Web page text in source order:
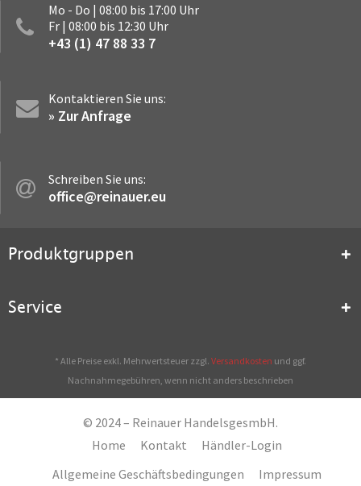
Mo - Do | 08:00 bis 17:00 Uhr
Fr | 08:00 bis 12:30 Uhr
+43 (1) 47 88 33 7
Kontaktieren Sie uns:
» Zur Anfrage
Schreiben Sie uns:
office@reinauer.eu
Produktgruppen
Service
* Alle Preise exkl. Mehrwertsteuer zzgl. Versandkosten und ggf.
Nachnahmegebühren, wenn nicht anders beschrieben
© 2024 – Reinauer HandelsgesmbH.
Home
Kontakt
Händler-Login
Allgemeine Geschäftsbedingungen
Impressum